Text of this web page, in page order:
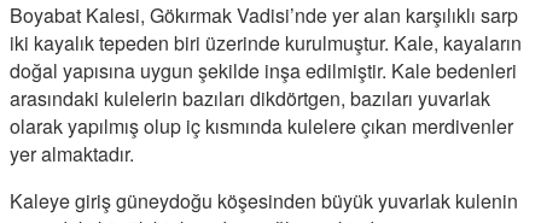
Boyabat Kalesi, Gökırmak Vadisi’nde yer alan karşılıklı sarp
iki kayalık tepeden biri üzerinde kurulmuştur. Kale, kayaların
doğal yapısına uygun şekilde inşa edilmiştir. Kale bedenleri
arasındaki kulelerin bazıları dikdörtgen, bazıları yuvarlak
olarak yapılmış olup iç kısmında kulelere çıkan merdivenler
yer almaktadır.
Kaleye giriş güneydoğu köşesinden büyük yuvarlak kulenin